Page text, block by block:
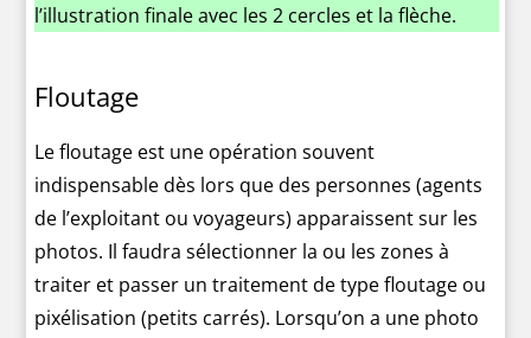
l’illustration finale avec les 2 cercles et la flèche.
Floutage
Le floutage est une opération souvent
indispensable dès lors que des personnes (agents
de l’exploitant ou voyageurs) apparaissent sur les
photos. Il faudra sélectionner la ou les zones à
traiter et passer un traitement de type floutage ou
pixélisation (petits carrés). Lorsqu’on a une photo